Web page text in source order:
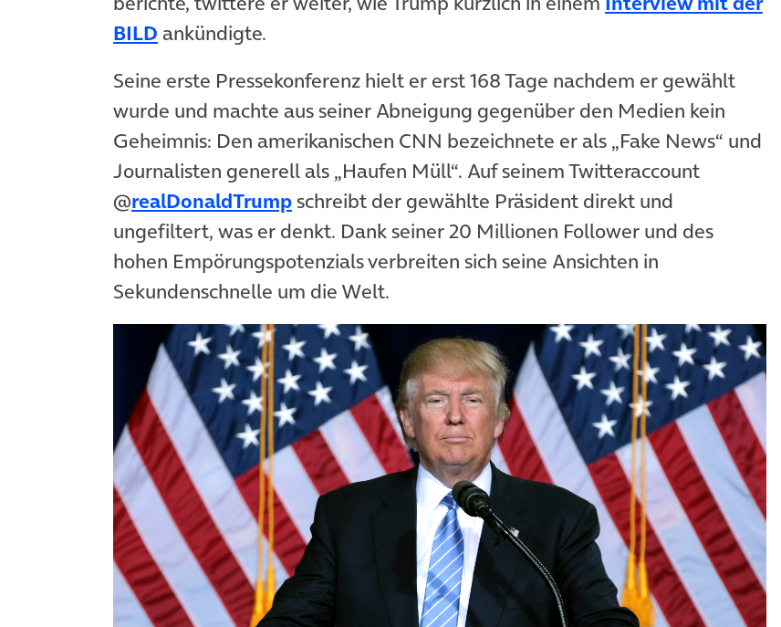
BILD (öffnet in neuem Tab)
ankündigte.
Seine erste Pressekonferenz hielt er erst 168 Tage nachdem er gewählt
wurde und machte aus seiner Abneigung gegenüber den Medien kein
Geheimnis: Den amerikanischen CNN bezeichnete er als „Fake News“ und
Journalisten generell als „Haufen Müll“. Auf seinem Twitteraccount
@realDonaldTrumpschreibt der gewählte Präsident direkt und
ungefiltert, was er denkt. Dank seiner 20 Millionen Follower und des
hohen Empörungspotenzials verbreiten sich seine Ansichten in
Sekundenschnelle um die Welt.